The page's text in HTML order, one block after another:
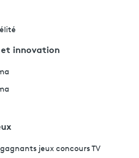
innovation
jeux concours TV